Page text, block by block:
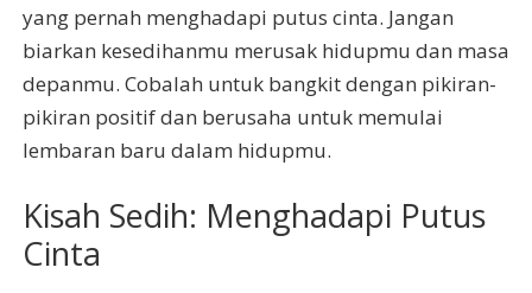
yang pernah menghadapi putus cinta. Jangan
biarkan kesedihanmu merusak hidupmu dan masa
depanmu. Cobalah untuk bangkit dengan pikiran-
pikiran positif dan berusaha untuk memulai
lembaran baru dalam hidupmu.
Kisah Sedih: Menghadapi Putus
Cinta